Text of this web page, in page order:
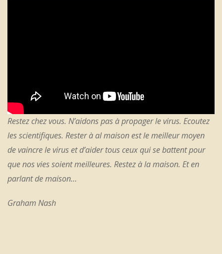
Restez chez vous. N’aidons pas à propager le virus. Ecoutez
les scientifiques. Rester à al maison est le meilleur moyen
de vaincre le virus et d’aider tous ceux qui se battent pour
que nos vies soient meilleures. Restez à la maison. Et en
parlant de maison…
Graham Nash